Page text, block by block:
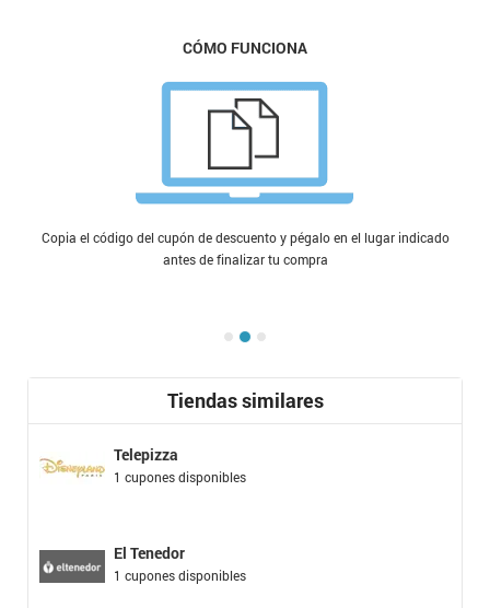
CÓMO FUNCIONA
Copia el código del cupón de descuento y pégalo en el lugar indicado
antes de finalizar tu compra
Tiendas similares
Telepizza
1 cupones disponibles
El Tenedor
1 cupones disponibles